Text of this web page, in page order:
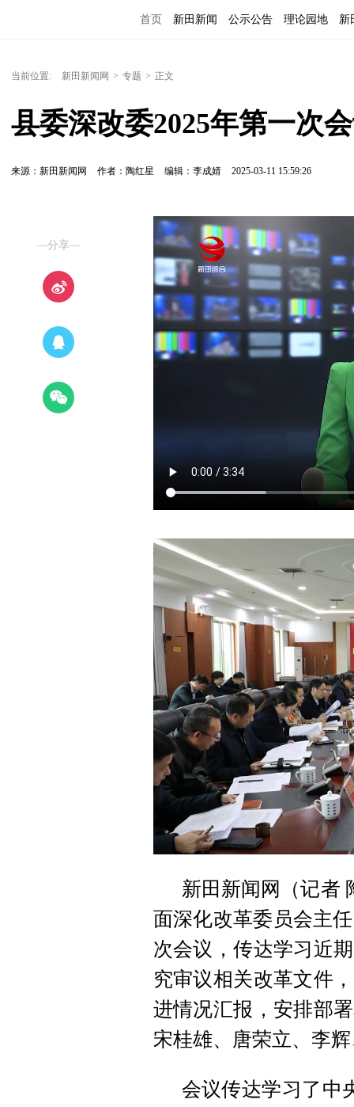
首页 新田新闻 公示公告 理论园地 新
当前位置: 新田新闻网 > 专题 > 正文
县委深改委2025年第一次
来源：新田新闻网 作者：陶红星 编辑：李成婧 2025-03-11 15:59:26
—分享—
新田新闻网（记者
面深化改革委员会主
次会议，传达学习近
究审议相关改革文件
进情况汇报，安排部
宋桂雄、唐荣立、李
会议传达学习了中